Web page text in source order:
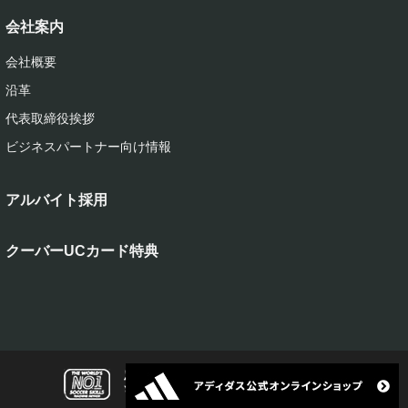
会社案内
会社概要
沿革
代表取締役挨拶
ビジネスパートナー向け情報
アルバイト採用
クーバーUCカード特典